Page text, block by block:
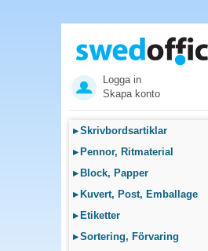
Logga in
Skapa konto
▸Skrivbordsartiklar
▸ Pennor, Ritmaterial
▸ Block, Papper
▸ Kuvert, Post, Emballage
▸ Etiketter
▸Sortering, Förvaring